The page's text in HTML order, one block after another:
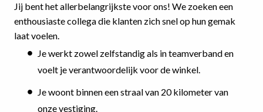
Jij bent het allerbelangrijkste voor ons! We zoeken een
enthousiaste collega die klanten zich snel op hun gemak
laat voelen.
Je werkt zowel zelfstandig als in teamverband en
voelt je verantwoordelijk voor de winkel.
Je woont binnen een straal van 20 kilometer van
onze vestiging.